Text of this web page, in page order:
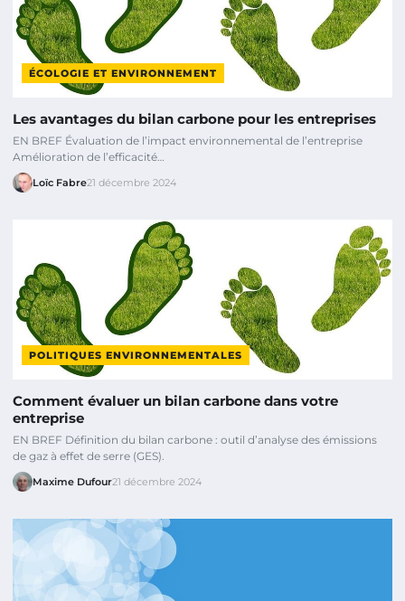
ÉCOLOGIE ET ENVIRONNEMENT
Les avantages du bilan carbone pour les entreprises
EN BREF Évaluation de l’impact environnemental de l’entreprise
Amélioration de l’efficacité…
Loïc Fabre21 décembre 2024
POLITIQUES ENVIRONNEMENTALES
Comment évaluer un bilan carbone dans votre
entreprise
EN BREF Définition du bilan carbone : outil d’analyse des émissions
de gaz à effet de serre (GES).
Maxime Dufour21 décembre 2024